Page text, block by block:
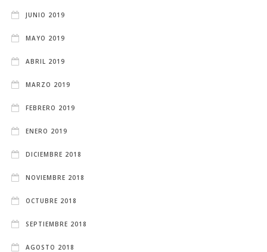
JUNIO 2019
MAYO 2019
ABRIL 2019
MARZO 2019
FEBRERO 2019
ENERO 2019
DICIEMBRE 2018
NOVIEMBRE 2018
OCTUBRE 2018
SEPTIEMBRE 2018
AGOSTO 2018